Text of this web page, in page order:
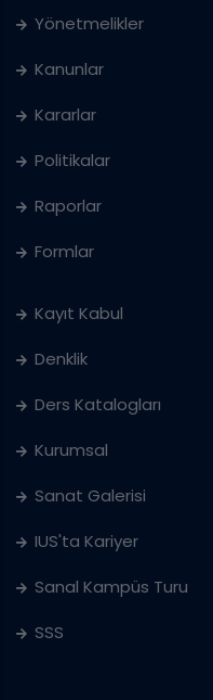
Yönetmelikler
Kanunlar
Kararlar
Politikalar
Raporlar
Formlar
Kayıt Kabul
Denklik
Ders Katalogları
Kurumsal
Sanat Galerisi
IUS'ta Kariyer
Sanal Kampüs Turu
SSS